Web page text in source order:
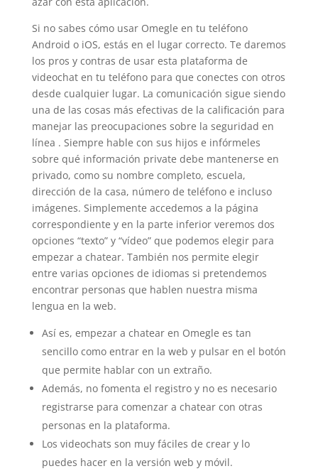
Si no sabes cómo usar Omegle en tu teléfono
Android o iOS, estás en el lugar correcto. Te daremos
los pros y contras de usar esta plataforma de
videochat en tu teléfono para que conectes con otros
desde cualquier lugar. La comunicación sigue siendo
una de las cosas más efectivas de la calificación para
manejar las preocupaciones sobre la seguridad en
línea . Siempre hable con sus hijos e infórmeles
sobre qué información private debe mantenerse en
privado, como su nombre completo, escuela,
dirección de la casa, número de teléfono e incluso
imágenes. Simplemente accedemos a la página
correspondiente y en la parte inferior veremos dos
opciones “texto” y “vídeo” que podemos elegir para
empezar a chatear. También nos permite elegir
entre varias opciones de idiomas si pretendemos
encontrar personas que hablen nuestra misma
lengua en la web.
Así es, empezar a chatear en Omegle es tan
sencillo como entrar en la web y pulsar en el botón
que permite hablar con un extraño.
Además, no fomenta el registro y no es necesario
registrarse para comenzar a chatear con otras
personas en la plataforma.
Los videochats son muy fáciles de crear y lo
puedes hacer en la versión web y móvil.